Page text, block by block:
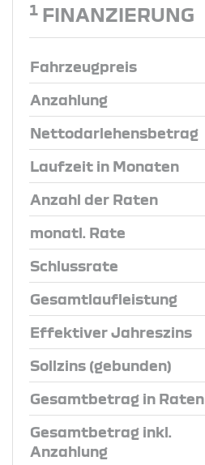
1 FINANZIERUNG
Fahrzeugpreis
Anzahlung
Nettodarlehensbetrag
Laufzeit in Monaten
Anzahl der Raten
monatl. Rate
Schlussrate
Gesamtlaufleistung
Effektiver Jahreszins
Sollzins (gebunden)
Gesamtbetrag in Raten
Gesamtbetrag inkl.
Anzahlung